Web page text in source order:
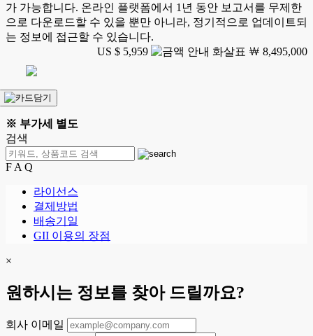
가 가능합니다. 온라인 플랫폼에서 1년 동안 보고서를 무제한
으로 다운로드할 수 있을 뿐만 아니라, 정기적으로 업데이트되
는 정보에 접근할 수 있습니다.
US $ 5,959
￦ 8,495,000
※ 부가세 별도
검색
F A Q
라이선스
결제방법
배송기일
GII 이용의 장점
×
원하시는 정보를 찾아 드릴까요?
회사 이메일